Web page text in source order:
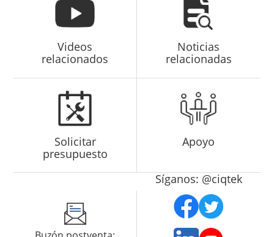
Videos
relacionados
Noticias
relacionadas
Solicitar
presupuesto
Apoyo
Síganos: @ciqtek